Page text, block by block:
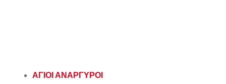
ΑΓΙΟΙ ΑΝΑΡΓΥΡΟΙ